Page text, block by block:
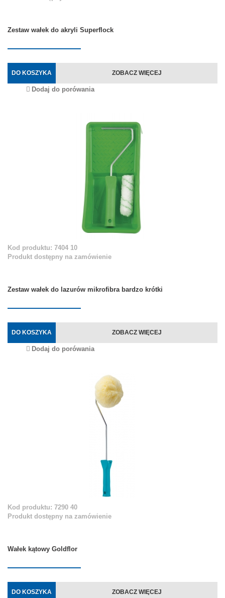
Zestaw wałek do akryli Superflock
DO KOSZYKA ZOBACZ WIĘCEJ
Dodaj do porówania
Kod produktu: 7404 10
Produkt dostępny na zamówienie
Zestaw wałek do lazurów mikrofibra bardzo krótki
DO KOSZYKA ZOBACZ WIĘCEJ
Dodaj do porówania
Kod produktu: 7290 40
Produkt dostępny na zamówienie
Wałek kątowy Goldflor
DO KOSZYKA ZOBACZ WIĘCEJ